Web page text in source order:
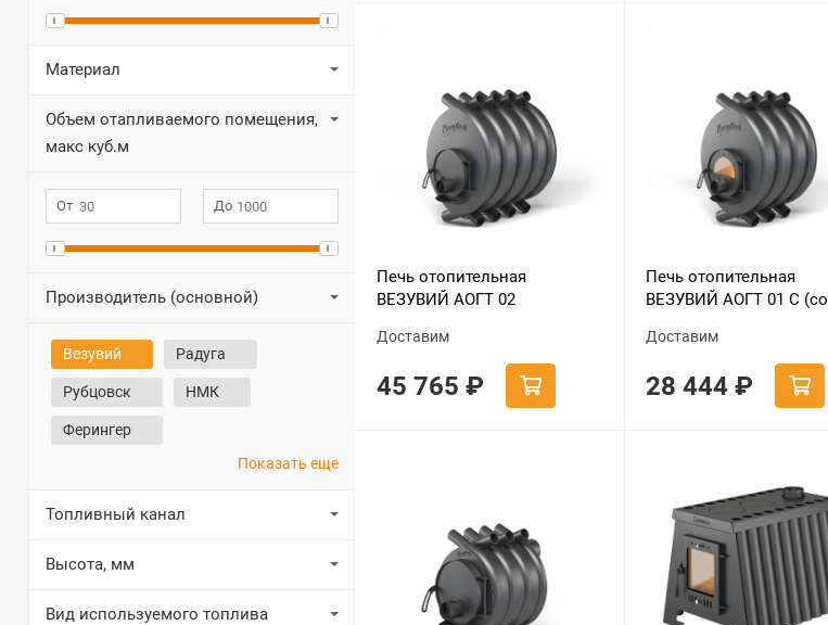
Материал
Объем отапливаемого помещения,
макс куб.м
Производитель (основной)
Везувий Радуга
Рубцовск НМК
Ферингер
Показать еще
Топливный канал
Высота, мм
Вид используемого топлива
Печь отопительная
ВЕЗУВИЙ АОГТ 02
Доставим
45 765 ₽
Печь отопительная
ВЕЗУВИЙ АОГТ 01 С (со
Доставим
28 444 ₽